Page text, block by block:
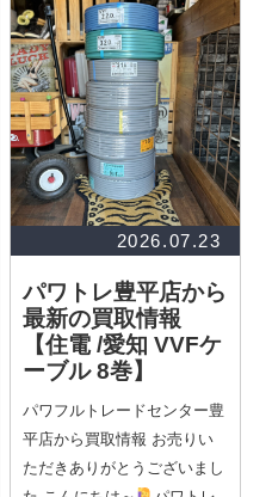
2026.07.23
パワトレ豊平店から
最新の買取情報
【住電 /愛知 VVFケ
ーブル 8巻】
パワフルトレードセンター豊
平店から買取情報 お売りい
ただきありがとうございまし